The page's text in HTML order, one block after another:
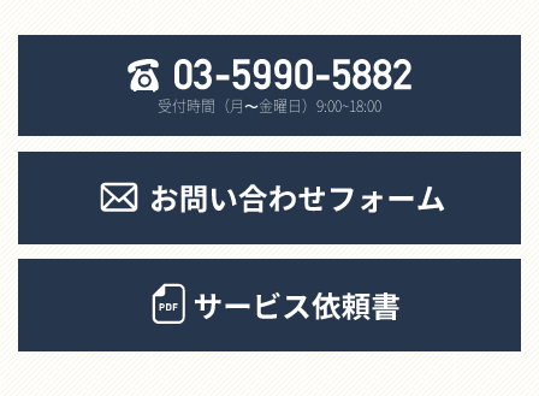
受付時間（月〜金曜日）9:00~18:00